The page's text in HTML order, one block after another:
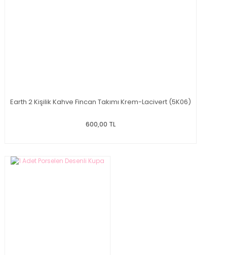
Earth 2 Kişilik Kahve Fincan Takımı Krem-Lacivert (5K06)
600,00 TL